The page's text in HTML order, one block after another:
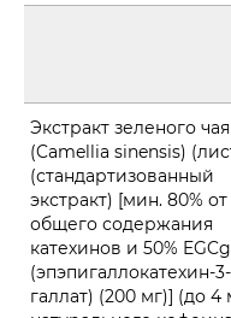
Экстракт зеленого чая
(Camellia sinensis)
(стандартизованный
экстракт) [мин. 80% от
общего содержания
катехинов и 50% EGCg
(эпэпигаллокатехин-3-
галлат) (200 мг)] (до 4